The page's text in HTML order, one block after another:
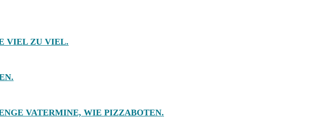
VIEL ZU VIEL.
VATERMINE, WIE PIZZABOTEN.